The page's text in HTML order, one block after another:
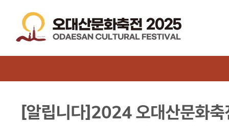
[알립니다]2024 오대산문화축